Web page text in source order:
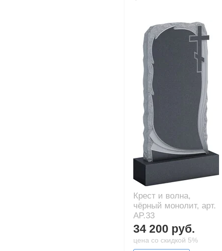
Крест и волна,
чёрный монолит, арт.
AP.33
34 200 руб.
цена со скидкой 5%